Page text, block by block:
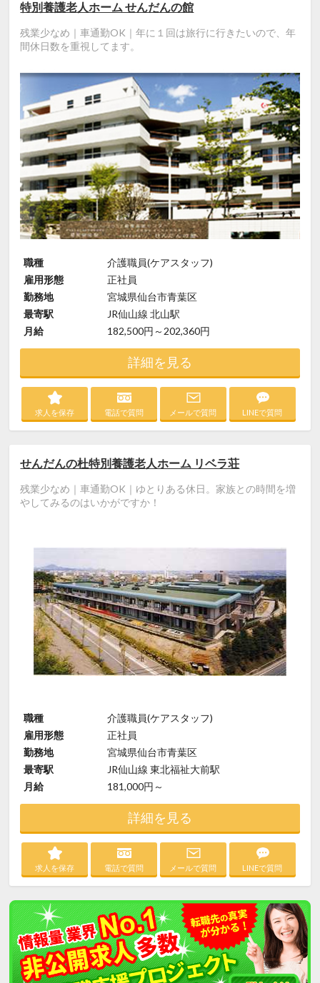
特別養護老人ホーム せんだんの館
残業少なめ｜車通勤OK｜年に１回は旅行に行きたいので、年
間休日数を重視してます。
職種
介護職員(ケアスタッフ)
雇用形態
正社員
勤務地
宮城県仙台市青葉区
最寄駅
JR仙山線 北山駅
月給
182,500円～202,360円
詳細を見る
求人を保存 電話で質問 メールで質問 LINEで質問
せんだんの杜特別養護老人ホーム リベラ荘
残業少なめ｜車通勤OK｜ゆとりある休日。家族との時間を増
やしてみるのはいかがですか！
職種
介護職員(ケアスタッフ)
雇用形態
正社員
勤務地
宮城県仙台市青葉区
最寄駅
JR仙山線 東北福祉大前駅
月給
181,000円～
詳細を見る
求人を保存 電話で質問 メールで質問 LINEで質問